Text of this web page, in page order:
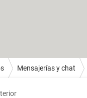
Mensajerías y chat